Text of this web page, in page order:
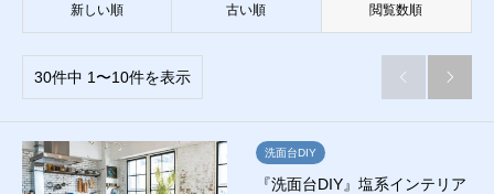
新しい順 古い順 閲覧数順
30件中 1〜10件を表示  
洗面台DIY
『洗面台DIY』塩系インテリア